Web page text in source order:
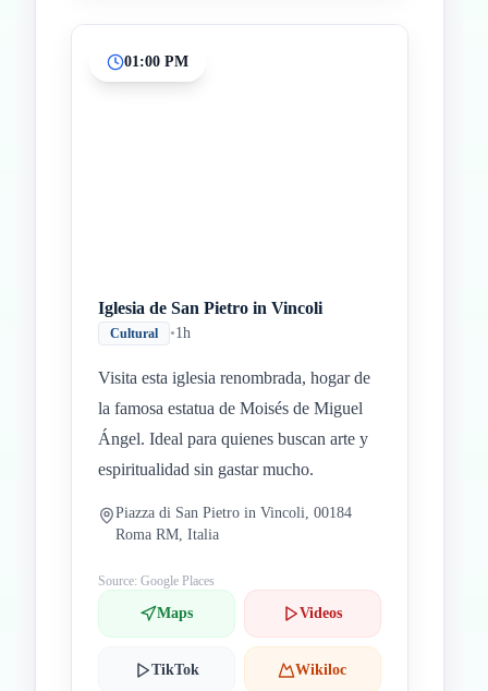
01:00 PM
Iglesia de San Pietro in Vincoli
Cultural •1h
Visita esta iglesia renombrada, hogar de
la famosa estatua de Moisés de Miguel
Ángel. Ideal para quienes buscan arte y
espiritualidad sin gastar mucho.
Piazza di San Pietro in Vincoli, 00184
Roma RM, Italia
Source: Google Places
Maps Videos
TikTok Wikiloc